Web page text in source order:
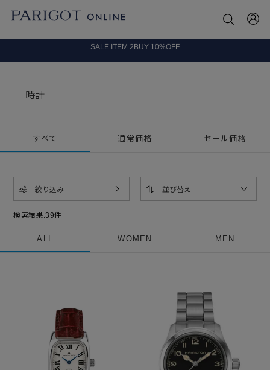
全国送料無料｜全品正規取扱
時計
すべて 通常価格 セール価格
検索結果:39件
絞り込み 並び替え
ALL WOMEN MEN